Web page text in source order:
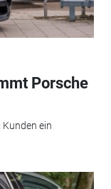
Porsche
ein